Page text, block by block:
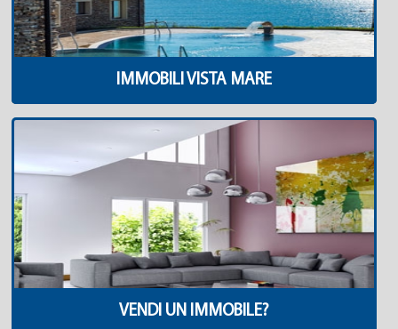
IMMOBILI VISTA MARE
VENDI UN IMMOBILE?